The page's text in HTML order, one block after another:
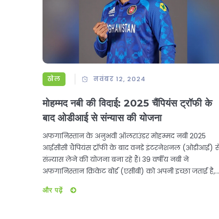
खेल नवंबर 12, 2024
मोहम्‍मद नबी की विदाई: 2025 चैंपियंस ट्रॉफी के
बाद ओडीआई से संन्‍यास की योजना
अफगानिस्तान के अनुभवी ऑलराउंडर मोहम्मद नबी 2025
आईसीसी चैंपियंस ट्रॉफी के बाद वनडे इंटरनेशनल (ओडीआई)
संन्यास लेने की योजना बना रहे हैं। 39 वर्षीय नबी ने
अफगानिस्तान क्रिकेट बोर्ड (एसीबी) को अपनी इच्छा जताई है,
की शुरुआत की थी और 165 मैचों में 3549 रन और 171 विकेट
और पढ़ें